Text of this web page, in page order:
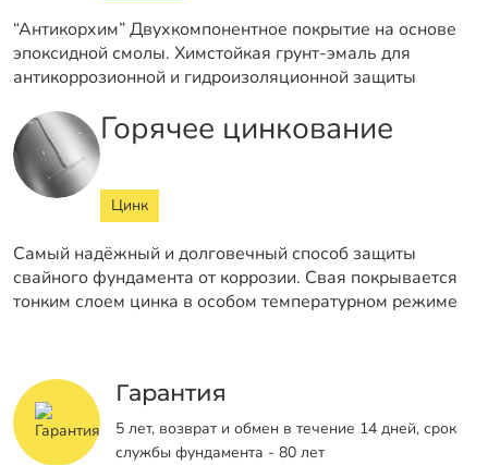
“Антикорхим” Двухкомпонентное покрытие на основе
эпоксидной смолы. Химстойкая грунт-эмаль для
антикоррозионной и гидроизоляционной защиты
Горячее цинкование
Цинк
Самый надёжный и долговечный способ защиты
свайного фундамента от коррозии. Свая покрывается
тонким слоем цинка в особом температурном режиме
Гарантия
5 лет, возврат и обмен в течение 14 дней, срок
службы фундамента - 80 лет